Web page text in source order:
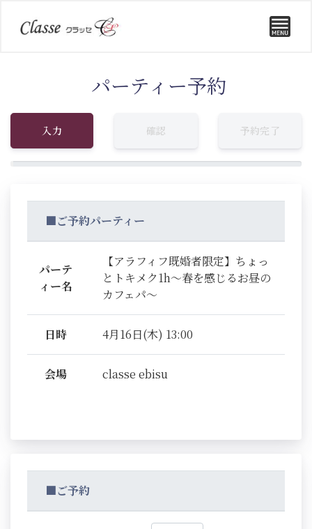
パーティー予約
入力 確認 予約完了
■ご予約パーティー
パーテ
ィー名
【アラフィフ既婚者限定】ちょっ
とトキメク1h～春を感じるお昼の
カフェパ～
日時 4月16日(木) 13:00
会場 classe ebisu
■ご予約